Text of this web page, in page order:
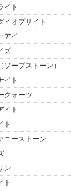
イト
イオプサイト
アイ
ズ
ソープストーン）
イト
クォーツ
イト
ト
ニーストーン
ン
ト